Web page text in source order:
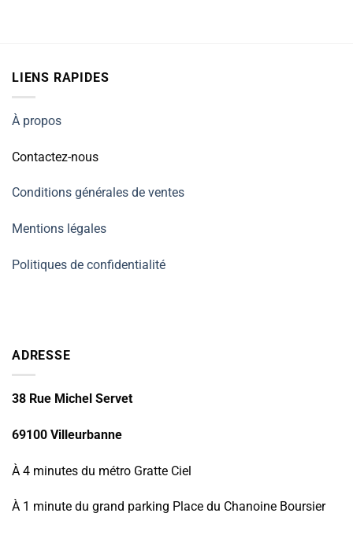
LIENS RAPIDES
À propos
Contactez-nous
Conditions générales de ventes
Mentions légales
Politiques de confidentialité
ADRESSE
38 Rue Michel Servet
69100 Villeurbanne
À 4 minutes du métro Gratte Ciel
À 1 minute du grand parking Place du Chanoine Boursier